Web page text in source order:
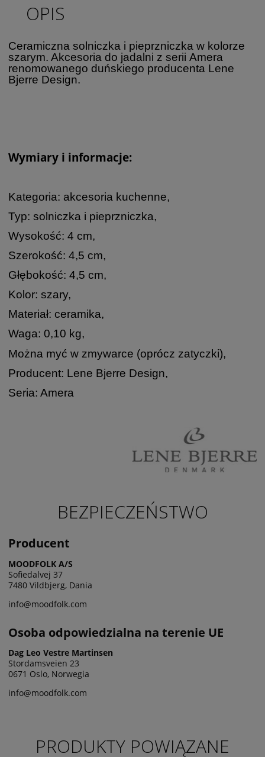
OPIS
Ceramiczna solniczka i pieprzniczka w kolorze
szarym. Akcesoria do jadalni z serii Amera
renomowanego duńskiego producenta Lene
Bjerre Design.
Wymiary i informacje:
Kategoria: akcesoria kuchenne,
Typ: solniczka i pieprzniczka,
Wysokość: 4 cm,
Szerokość: 4,5 cm,
Głębokość: 4,5 cm,
Kolor: szary,
Materiał: ceramika,
Waga: 0,10 kg,
Można myć w zmywarce (oprócz zatyczki),
Producent: Lene Bjerre Design,
Seria: Amera
BEZPIECZEŃSTWO
Producent
MOODFOLK A/S
Sofiedalvej 37
7480 Vildbjerg, Dania
info@moodfolk.com
Osoba odpowiedzialna na terenie UE
Dag Leo Vestre Martinsen
Stordamsveien 23
0671 Oslo, Norwegia
info@moodfolk.com
PRODUKTY POWIĄZANE